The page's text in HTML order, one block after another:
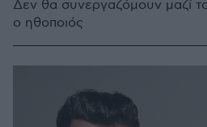
Δεν θα συνεργαζόμουν μαζί
ο ηθοποιός